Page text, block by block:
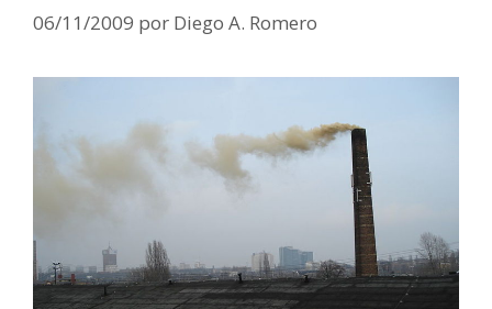
06/11/2009 por Diego A. Romero